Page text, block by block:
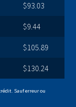
$93.03
$9.44
$105.89
$130.24
Sauf erreur ou